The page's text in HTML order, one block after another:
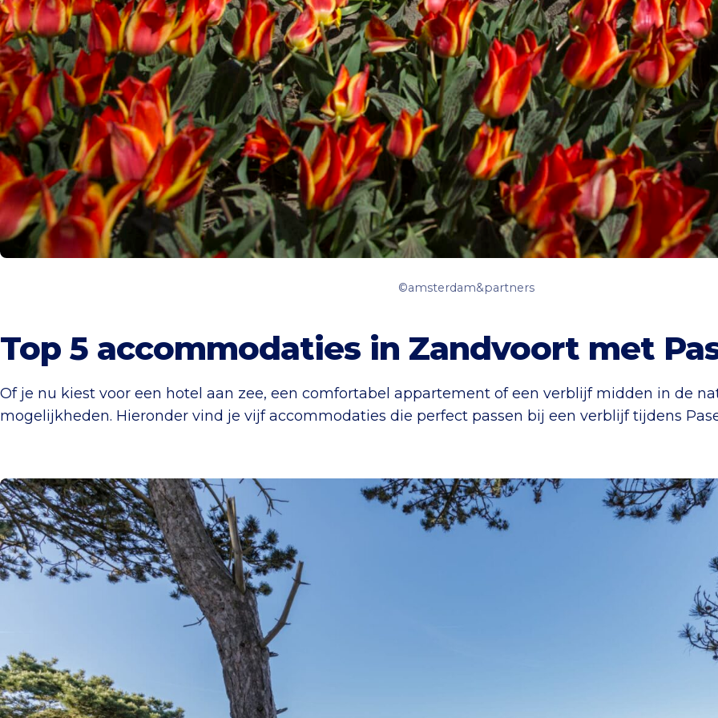
©amsterdam&partners
Top 5 accommodaties in Zandvoort met
Of je nu kiest voor een hotel aan zee, een comfortabel appartement of een verblijf midden in de
mogelijkheden. Hieronder vind je vijf accommodaties die perfect passen bij een verblijf tijdens